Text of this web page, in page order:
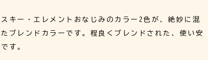
キー・エレメントおなじみのカラー2色が、絶妙に混
ブレンドカラーです。程良くブレンドされた、使い安
す。